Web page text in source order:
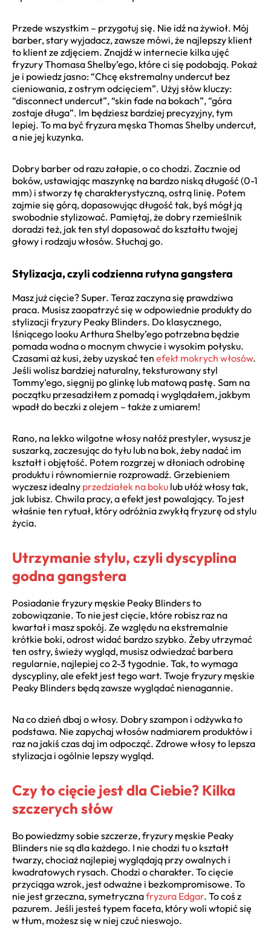
Przede wszystkim – przygotuj się. Nie idź na żywioł. Mój
barber, stary wyjadacz, zawsze mówi, że najlepszy klient
to klient ze zdjęciem. Znajdź w internecie kilka ujęć
fryzury Thomasa Shelby’ego, które ci się podobają. Pokaż
je i powiedz jasno: “Chcę ekstremalny undercut bez
cieniowania, z ostrym odcięciem”. Użyj słów kluczy:
“disconnect undercut”, “skin fade na bokach”, “góra
zostaje długa”. Im będziesz bardziej precyzyjny, tym
lepiej. To ma być fryzura męska Thomas Shelby undercut,
a nie jej kuzynka.
Dobry barber od razu załapie, o co chodzi. Zacznie od
boków, ustawiając maszynkę na bardzo niską długość (0-1
mm) i stworzy tę charakterystyczną, ostrą linię. Potem
zajmie się górą, dopasowując długość tak, byś mógł ją
swobodnie stylizować. Pamiętaj, że dobry rzemieślnik
doradzi też, jak ten styl dopasować do kształtu twojej
głowy i rodzaju włosów. Słuchaj go.
Stylizacja, czyli codzienna rutyna gangstera
Masz już cięcie? Super. Teraz zaczyna się prawdziwa
praca. Musisz zaopatrzyć się w odpowiednie produkty do
stylizacji fryzury Peaky Blinders. Do klasycznego,
lśniącego looku Arthura Shelby’ego potrzebna będzie
pomada wodna o mocnym chwycie i wysokim połysku.
Czasami aż kusi, żeby uzyskać ten efekt mokrych włosów.
Jeśli wolisz bardziej naturalny, teksturowany styl
Tommy’ego, sięgnij po glinkę lub matową pastę. Sam na
początku przesadziłem z pomadą i wyglądałem, jakbym
wpadł do beczki z olejem – także z umiarem!
Rano, na lekko wilgotne włosy nałóż prestyler, wysusz je
suszarką, zaczesując do tyłu lub na bok, żeby nadać im
kształt i objętość. Potem rozgrzej w dłoniach odrobinę
produktu i równomiernie rozprowadź. Grzebieniem
wyczesz idealny przedziałek na boku lub ułóż włosy tak,
jak lubisz. Chwila pracy, a efekt jest powalający. To jest
właśnie ten rytuał, który odróżnia zwykłą fryzurę od stylu
życia.
Utrzymanie stylu, czyli dyscyplina
godna gangstera
Posiadanie fryzury męskie Peaky Blinders to
zobowiązanie. To nie jest cięcie, które robisz raz na
kwartał i masz spokój. Ze względu na ekstremalnie
krótkie boki, odrost widać bardzo szybko. Żeby utrzymać
ten ostry, świeży wygląd, musisz odwiedzać barbera
regularnie, najlepiej co 2-3 tygodnie. Tak, to wymaga
dyscypliny, ale efekt jest tego wart. Twoje fryzury męskie
Peaky Blinders będą zawsze wyglądać nienagannie.
Na co dzień dbaj o włosy. Dobry szampon i odżywka to
podstawa. Nie zapychaj włosów nadmiarem produktów i
raz na jakiś czas daj im odpocząć. Zdrowe włosy to lepsza
stylizacja i ogólnie lepszy wygląd.
Czy to cięcie jest dla Ciebie? Kilka
szczerych słów
Bo powiedzmy sobie szczerze, fryzury męskie Peaky
Blinders nie są dla każdego. I nie chodzi tu o kształt
twarzy, chociaż najlepiej wyglądają przy owalnych i
kwadratowych rysach. Chodzi o charakter. To cięcie
przyciąga wzrok, jest odważne i bezkompromisowe. To
nie jest grzeczna, symetrycznafryzura Edgar. To coś z
pazurem. Jeśli jesteś typem faceta, który woli wtopić się
w tłum, możesz się w niej czuć nieswojo.